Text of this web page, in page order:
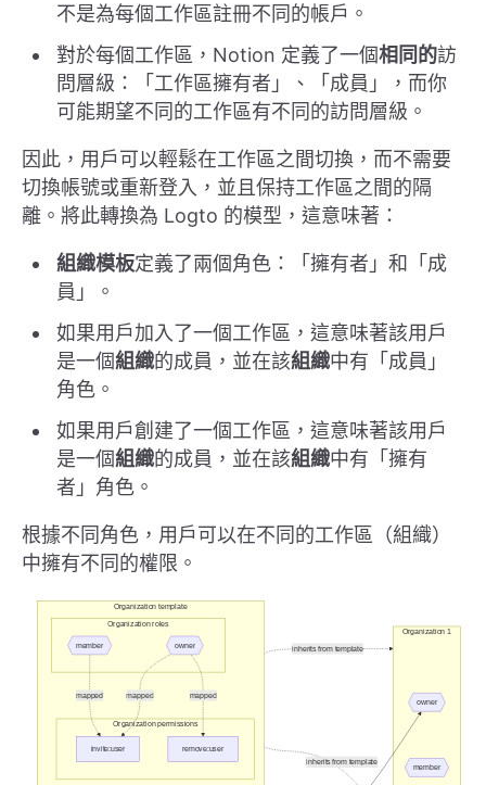
不是為每個工作區註冊不同的帳戶。
對於每個工作區，Notion 定義了一個相同的訪
問層級：「工作區擁有者」、「成員」，而你
可能期望不同的工作區有不同的訪問層級。
因此，用戶可以輕鬆在工作區之間切換，而不需要
切換帳號或重新登入，並且保持工作區之間的隔
離。將此轉換為 Logto 的模型，這意味著：
組織模板定義了兩個角色：「擁有者」和「成
員」。
如果用戶加入了一個工作區，這意味著該用戶
是一個組織的成員，並在該組織中有「成員」
角色。
如果用戶創建了一個工作區，這意味著該用戶
是一個組織的成員，並在該組織中有「擁有
者」角色。
根據不同角色，用戶可以在不同的工作區（組織）
中擁有不同的權限。